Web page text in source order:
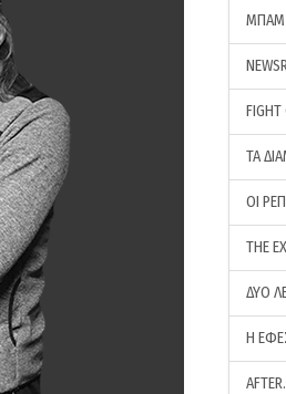
ΜΠΑΜ
FIGHT
ΤΑ
ΟΙ
THE
ΔΥΟ
Η